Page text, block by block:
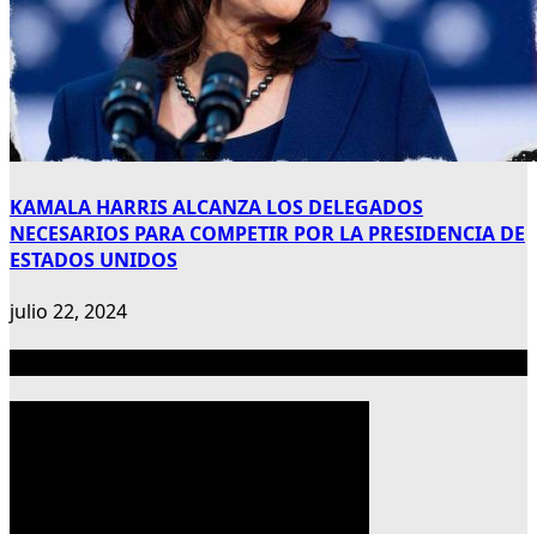
KAMALA HARRIS ALCANZA LOS DELEGADOS
NECESARIOS PARA COMPETIR POR LA PRESIDENCIA DE
ESTADOS UNIDOS
julio 22, 2024